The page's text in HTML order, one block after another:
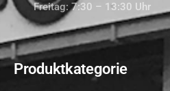
Freitag: 7:30 – 13:30 Uhr
Produktkategorie